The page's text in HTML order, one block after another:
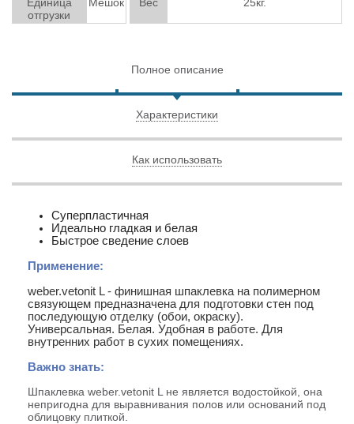
отгрузки
Полное описание
Характеристики
Как использовать
Суперпластичная
Идеально гладкая и белая
Быстрое сведение слоев
Применение:
weber.vetonit L - финишная шпаклевка на полимерном
связующем предназначена для подготовки стен под
последующую отделку (обои, окраску).
Универсальная. Белая. Удобная в работе. Для
внутренних работ в сухих помещениях.
Важно знать:
Шпаклевка weber.vetonit L не является водостойкой, она
непригодна для выравнивания полов или оснований под
облицовку плиткой.